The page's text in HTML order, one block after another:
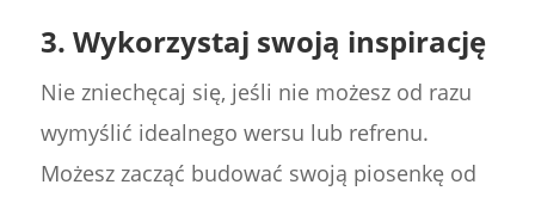
3. Wykorzystaj swoją inspirację
Nie zniechęcaj się, jeśli nie możesz od razu
wymyślić idealnego wersu lub refrenu.
Możesz zacząć budować swoją piosenkę od